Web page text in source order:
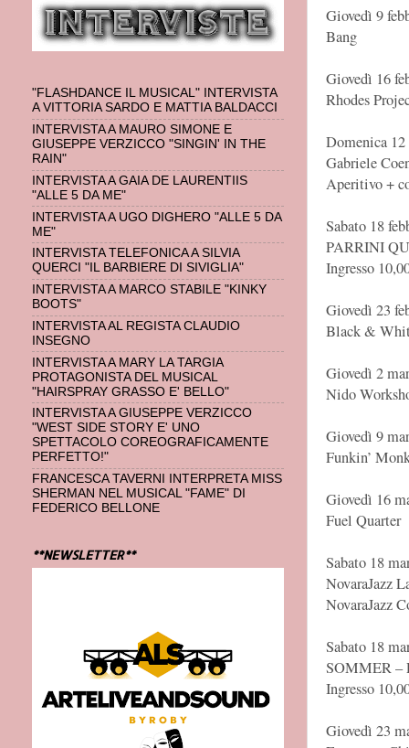
Giovedì 9
Bang
Giovedì 16
Rhodes
Domenica
Gabriele
Aperitivo +
Sabato 18
PARRINI
Ingresso
Giovedì 23
Black &
Giovedì 2
Nido
Giovedì 9
Funkin’
Giovedì 16
Fuel Quarter
Sabato 18
NovaraJazz
NovaraJazz
Sabato 18
SOMMER –
Ingresso
Giovedì 23
"FLASHDANCE IL MUSICAL" INTERVISTA
A VITTORIA SARDO E MATTIA BALDACCI
INTERVISTA A MAURO SIMONE E
GIUSEPPE VERZICCO "SINGIN' IN THE
RAIN"
INTERVISTA A GAIA DE LAURENTIIS
"ALLE 5 DA ME"
INTERVISTA A UGO DIGHERO "ALLE 5 DA
ME"
INTERVISTA TELEFONICA A SILVIA
QUERCI "IL BARBIERE DI SIVIGLIA"
INTERVISTA A MARCO STABILE "KINKY
BOOTS"
INTERVISTA AL REGISTA CLAUDIO
INSEGNO
INTERVISTA A MARY LA TARGIA
PROTAGONISTA DEL MUSICAL
"HAIRSPRAY GRASSO E' BELLO"
INTERVISTA A GIUSEPPE VERZICCO
"WEST SIDE STORY E' UNO
SPETTACOLO COREOGRAFICAMENTE
PERFETTO!"
FRANCESCA TAVERNI INTERPRETA MISS
SHERMAN NEL MUSICAL "FAME" DI
FEDERICO BELLONE
**NEWSLETTER**